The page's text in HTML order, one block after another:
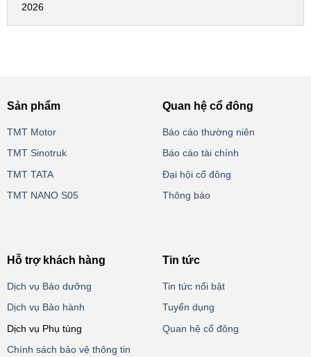
2026
Sản phẩm
TMT Motor
TMT Sinotruk
TMT TATA
TMT NANO S05
Quan hệ cổ đông
Báo cáo thường niên
Báo cáo tài chính
Đại hội cổ đông
Thông báo
Hỗ trợ khách hàng
Dịch vụ Bảo dưỡng
Dịch vụ Bảo hành
Dịch vụ Phụ tùng
Chính sách bảo vệ thông tin
Tin tức
Tin tức nổi bật
Tuyển dụng
Quan hệ cổ đông